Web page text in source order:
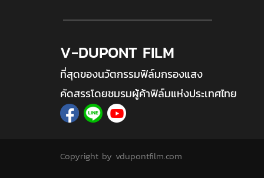
V-DUPONT FILM
ที่สุดของนวัตกรรมฟิล์มกรองแสง
คัดสรรโดยชมรมผู้ค้าฟิล์มแห่งประเทศไทย
Copyright by vdupontfilm.com